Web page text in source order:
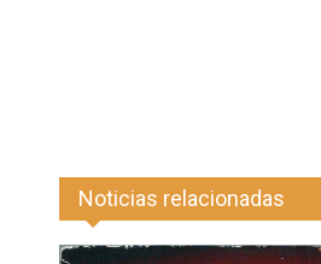
Noticias relacionadas